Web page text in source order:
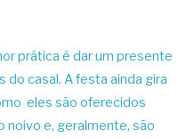
prática é dar um presente
do casal. A festa ainda gira
eles são oferecidos
noivo e, geralmente, são